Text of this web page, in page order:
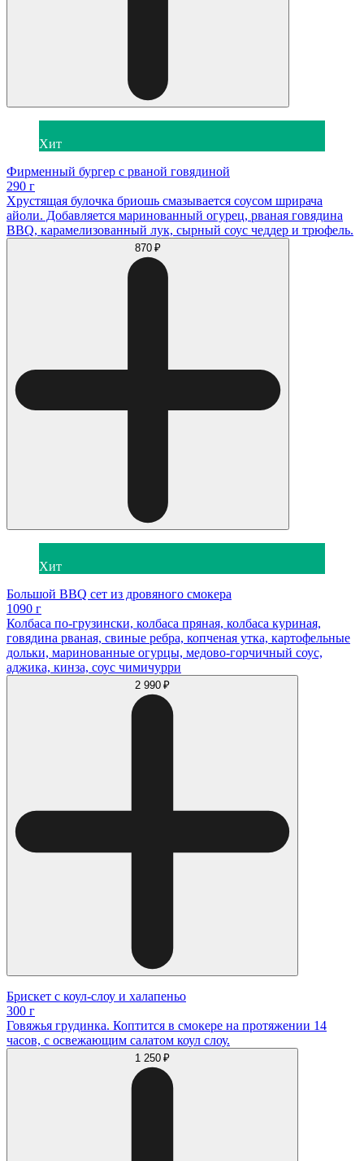
Хит
Фирменный бургер с рваной говядиной
290 г
Хрустящая булочка бриошь смазывается соусом шрирача
айоли. Добавляется маринованный огурец, рваная говядина
BBQ, карамелизованный лук, сырный соус чеддер и трюфель.
870 ₽
Хит
Большой BBQ сет из дровяного смокера
1090 г
Колбаса по-грузински, колбаса пряная, колбаса куриная,
говядина рваная, свиные ребра, копченая утка, картофельные
дольки, маринованные огурцы, медово-горчичный соус,
аджика, кинза, соус чимичурри
2 990 ₽
Брискет с коул-слоу и халапеньо
300 г
Говяжья грудинка. Коптится в смокере на протяжении 14
часов, с освежающим салатом коул слоу.
1 250 ₽